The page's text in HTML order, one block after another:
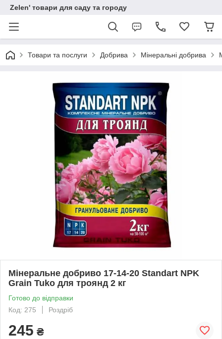
Zelen' товари для саду та городу
Товари та послуги Добрива Мінеральні добрива
Мінеральне добриво 17-14-20 Standart NPK
Grain Tuko для троянд 2 кг
Готово до відправки
Код: 275
Роздріб
245 ₴